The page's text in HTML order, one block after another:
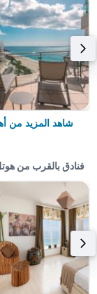
شاهد المزيد من
فنادق بالقرب من